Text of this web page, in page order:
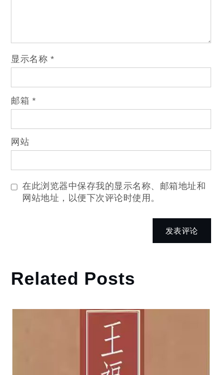
显示名称 *
邮箱 *
网站
在此浏览器中保存我的显示名称、邮箱地址和
网站地址，以便下次评论时使用。
Related Posts